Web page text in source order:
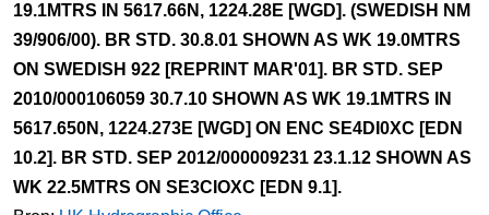
19.1MTRS IN 5617.66N, 1224.28E [WGD]. (SWEDISH NM
39/906/00). BR STD. 30.8.01 SHOWN AS WK 19.0MTRS
ON SWEDISH 922 [REPRINT MAR'01]. BR STD. SEP
2010/000106059 30.7.10 SHOWN AS WK 19.1MTRS IN
5617.650N, 1224.273E [WGD] ON ENC SE4DI0XC [EDN
10.2]. BR STD. SEP 2012/000009231 23.1.12 SHOWN AS
WK 22.5MTRS ON SE3CIOXC [EDN 9.1].